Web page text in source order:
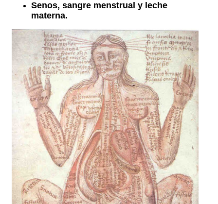
Senos, sangre menstrual y leche
materna.